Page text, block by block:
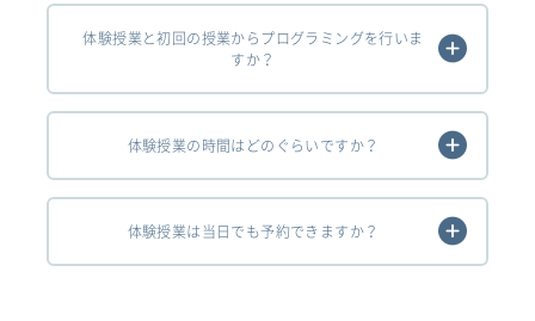
体験授業と初回の授業からプログラミングを行いま
すか？
体験授業の時間はどのぐらいですか？
体験授業は当日でも予約できますか？